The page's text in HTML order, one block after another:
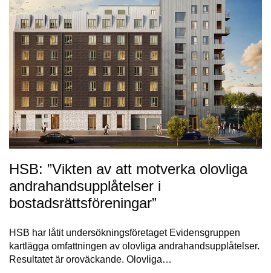
HSB: ”Vikten av att motverka olovliga
andrahandsupplåtelser i
bostadsrättsföreningar”
HSB har låtit undersöknings­företaget Evidens­gruppen
kartlägga omfattningen av olovliga andrahandsupplåtelser.
Resultatet är oroväckande. Olovliga…